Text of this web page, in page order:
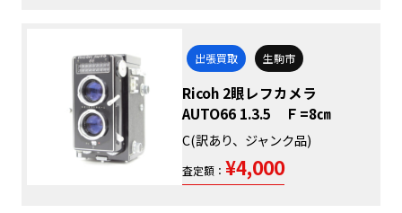
出張買取 生駒市
Ricoh 2眼レフカメラ
AUTO66 1.3.5 Ｆ=8㎝
C(訳あり、ジャンク品)
査定額： ¥4,000